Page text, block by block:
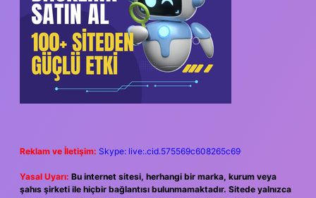
Reklam ve İletişim: Skype: live:.cid.575569c608265c69
Yasal Uyarı: Bu internet sitesi, herhangi bir marka, kurum veya
şahıs şirketi ile hiçbir bağlantısı bulunmamaktadır. Sitede yalnızca